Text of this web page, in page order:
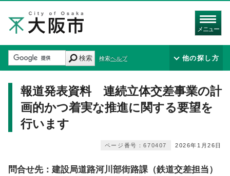
メニュー
検索 検索ヘルプ 他の探し方
報道発表資料 連続立体交差事業の計
画的かつ着実な推進に関する要望を
行います
2026年1月26日
ページ番号：670407
問合せ先：建設局道路河川部街路課（鉄道交差担当）